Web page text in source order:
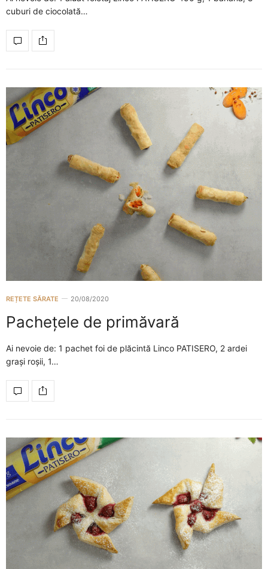
cuburi de ciocolată…
REȚETE SĂRATE 20/08/2020
Pachețele de primăvară
Ai nevoie de: 1 pachet foi de plăcintă Linco PATISERO, 2 ardei
grași roșii, 1…